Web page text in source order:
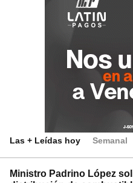
Las + Leídas hoy Semanal
Ministro Padrino López